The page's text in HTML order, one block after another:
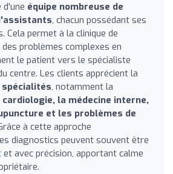
d'une équipe nombreuse de
, chacun possédant ses
Cela permet à la clinique de
problèmes complexes en
le patient vers le spécialiste
centre. Les clients apprécient la
spécialités, notamment la
la médecine interne,
et les problèmes de
à cette approche
diagnostics peuvent souvent être
avec précision, apportant calme